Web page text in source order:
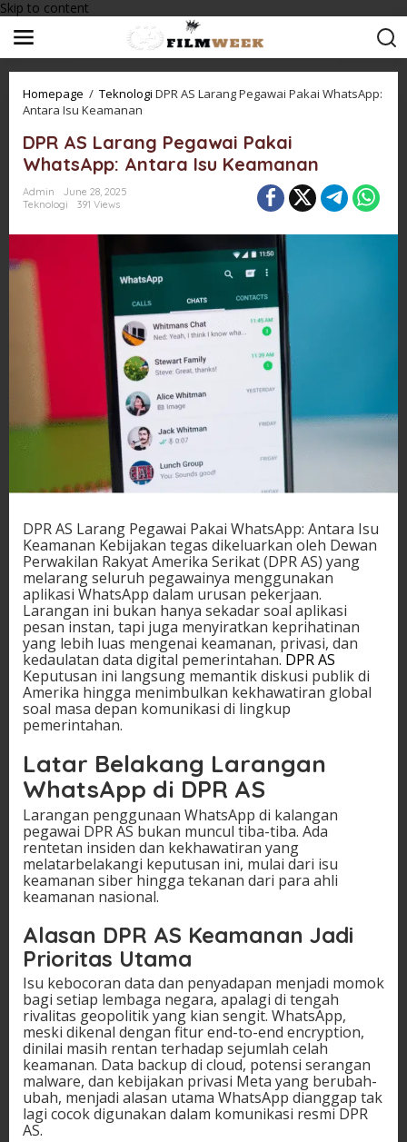
Skip to content
Homepage / Teknologi DPR AS Larang Pegawai Pakai WhatsApp:
Antara Isu Keamanan
DPR AS Larang Pegawai Pakai
WhatsApp: Antara Isu Keamanan
Admin
June 28, 2025
Teknologi
391 Views
DPR AS Larang Pegawai Pakai WhatsApp: Antara Isu
Keamanan Kebijakan tegas dikeluarkan oleh Dewan
Perwakilan Rakyat Amerika Serikat (DPR AS) yang
melarang seluruh pegawainya menggunakan
aplikasi WhatsApp dalam urusan pekerjaan.
Larangan ini bukan hanya sekadar soal aplikasi
pesan instan, tapi juga menyiratkan keprihatinan
yang lebih luas mengenai keamanan, privasi, dan
kedaulatan data digital pemerintahan. DPR AS
Keputusan ini langsung memantik diskusi publik di
Amerika hingga menimbulkan kekhawatiran global
soal masa depan komunikasi di lingkup
pemerintahan.
Latar Belakang Larangan
WhatsApp di DPR AS
Larangan penggunaan WhatsApp di kalangan
pegawai DPR AS bukan muncul tiba-tiba. Ada
rentetan insiden dan kekhawatiran yang
melatarbelakangi keputusan ini, mulai dari isu
keamanan siber hingga tekanan dari para ahli
keamanan nasional.
Alasan DPR AS Keamanan Jadi
Prioritas Utama
Isu kebocoran data dan penyadapan menjadi momok
bagi setiap lembaga negara, apalagi di tengah
rivalitas geopolitik yang kian sengit. WhatsApp,
meski dikenal dengan fitur end-to-end encryption,
dinilai masih rentan terhadap sejumlah celah
keamanan. Data backup di cloud, potensi serangan
malware, dan kebijakan privasi Meta yang berubah-
ubah, menjadi alasan utama WhatsApp dianggap tak
lagi cocok digunakan dalam komunikasi resmi DPR
AS.